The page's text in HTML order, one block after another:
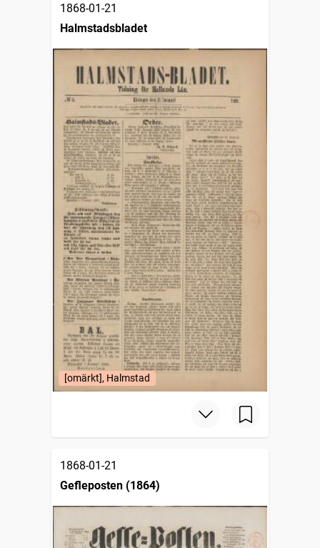
1868-01-21
Halmstadsbladet
[omärkt], Halmstad
1868-01-21
Gefleposten (1864)